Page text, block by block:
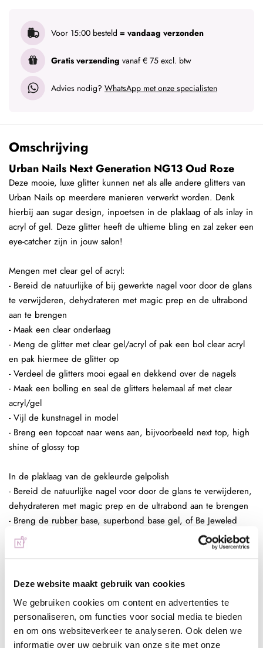
Deze website maakt gebruik van cookies
We gebruiken cookies om content en advertenties te
personaliseren, om functies voor social media te bieden
en om ons websiteverkeer te analyseren. Ook delen we
informatie over uw gebruik van onze site met onze
Voor 15:00 besteld = vandaag verzonden
Gratis verzending vanaf € 75 excl. btw
Advies nodig? WhatsApp met onze specialisten
Omschrijving
Urban Nails Next Generation NG13 Oud Roze
Deze mooie, luxe glitter kunnen net als alle andere glitters van
Urban Nails op meerdere manieren verwerkt worden. Denk
hierbij aan sugar design, inpoetsen in de plaklaag of als inlay in
acryl of gel. Deze glitter heeft de ultieme bling en zal zeker een
eye-catcher zijn in jouw salon!
Mengen met clear gel of acryl:
- Bereid de natuurlijke of bij gewerkte nagel voor door de glans
te verwijderen, dehydrateren met magic prep en de ultrabond
aan te brengen
- Maak een clear onderlaag
- Meng de glitter met clear gel/acryl of pak een bol clear acryl
en pak hiermee de glitter op
- Verdeel de glitters mooi egaal en dekkend over de nagels
- Maak een bolling en seal de glitters helemaal af met clear
acryl/gel
- Vijl de kunstnagel in model
- Breng een topcoat naar wens aan, bijvoorbeeld next top, high
shine of glossy top
In de plaklaag van de gekleurde gelpolish
- Bereid de natuurlijke nagel voor door de glans te verwijderen,
dehydrateren met magic prep en de ultrabond aan te brengen
- Breng de rubber base, superbond base gel, of Be Jeweled
base/top aan
- Kies een gelpolish naar wens, breng deze 2 dunne lagen aan
- Pak met de fluffy brush een kleine hoeveelheid glitters op en
- Enkele seconden fixeren in de lamp
- Aflakken met topcoat (voor de natuurlijke nagels Be Jeweled
base/topof next top, kunstnagels high shine, glossy top of next